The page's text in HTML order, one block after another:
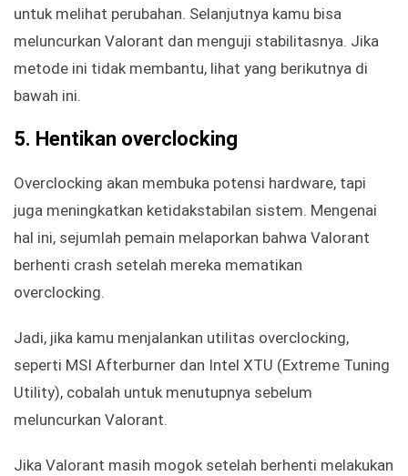
untuk melihat perubahan. Selanjutnya kamu bisa
meluncurkan Valorant dan menguji stabilitasnya. Jika
metode ini tidak membantu, lihat yang berikutnya di
bawah ini.
5. Hentikan overclocking
Overclocking akan membuka potensi hardware, tapi
juga meningkatkan ketidakstabilan sistem. Mengenai
hal ini, sejumlah pemain melaporkan bahwa Valorant
berhenti crash setelah mereka mematikan
overclocking.
Jadi, jika kamu menjalankan utilitas overclocking,
seperti MSI Afterburner dan Intel XTU (Extreme Tuning
Utility), cobalah untuk menutupnya sebelum
meluncurkan Valorant.
Jika Valorant masih mogok setelah berhenti melakukan